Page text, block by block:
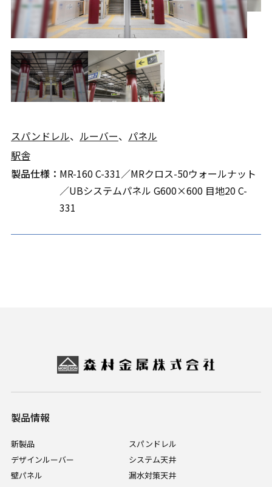
スパンドレル、 ルーバー、 パネル
駅舎
製品仕様： MR-160 C-331／MRクロス-50ウォールナット
／UBシステムパネル G600×600 目地20 C-
331
製品情報
新製品
スパンドレル
デザインルーバー
システム天井
壁パネル
漏水対策天井